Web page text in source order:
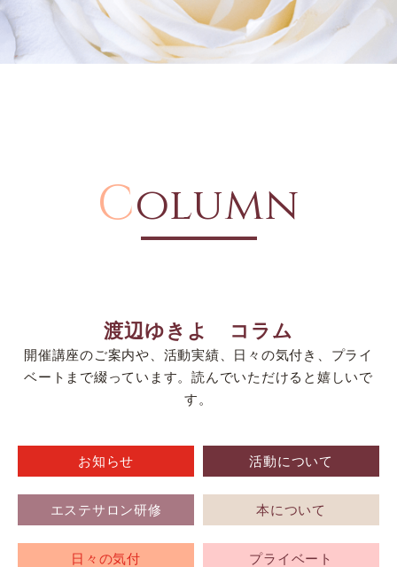
Column
渡辺ゆきよ コラム
開催講座のご案内や、活動実績、日々の気付き、プライ
ベートまで綴っています。読んでいただけると嬉しいで
す。
お知らせ 活動について
エステサロン研修 本について
日々の気付 プライベート